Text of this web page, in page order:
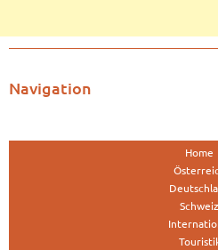
Navigation
Home
Schweiz